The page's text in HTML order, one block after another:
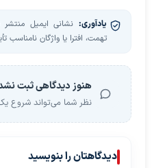
یادآوری: نشانی ایمیل
تهمت، افترا یا واژگان نامناسب
هنوز دیدگاهی ثبت
نظر شما می‌تواند شروع
دیدگاهتان را بنویسید